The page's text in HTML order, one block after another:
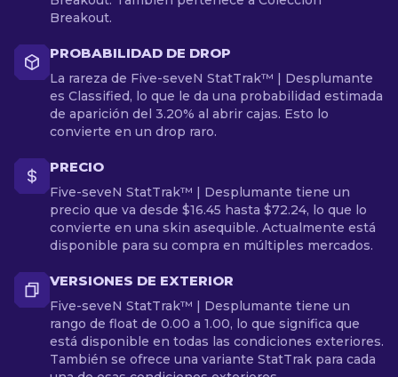
Breakout.
PROBABILIDAD DE DROP
La rareza de Five-seveN StatTrak™ | Desplumante
es Classified, lo que le da una probabilidad estimada
de aparición del 3.20% al abrir cajas. Esto lo
convierte en un drop raro.
PRECIO
Five-seveN StatTrak™ | Desplumante tiene un
precio que va desde $16.45 hasta $72.24, lo que lo
convierte en una skin asequible. Actualmente está
disponible para su compra en múltiples mercados.
VERSIONES DE EXTERIOR
Five-seveN StatTrak™ | Desplumante tiene un
rango de float de 0.00 a 1.00, lo que significa que
está disponible en todas las condiciones exteriores.
También se ofrece una variante StatTrak para cada